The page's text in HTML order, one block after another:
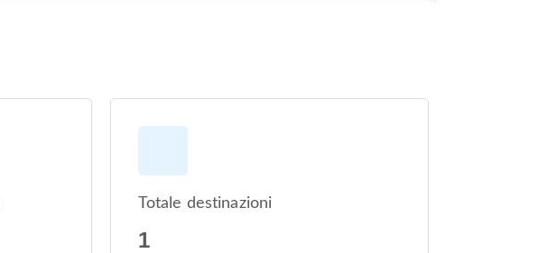
Totale destinazioni
1